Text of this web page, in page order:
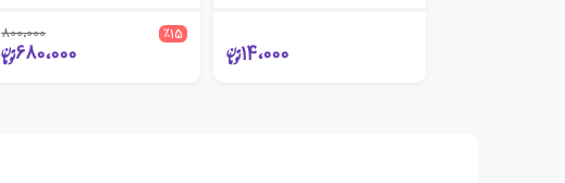
14،000
٪15 800،000
680،000